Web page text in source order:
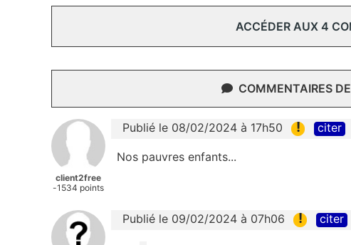
ACCÉDER AUX 4
COMMENTAIRES
client2free
-1534 points
Publié le 08/02/2024 à 17h50 ! citer
Nos pauvres enfants...
Publié le 09/02/2024 à 07h06 ! citer